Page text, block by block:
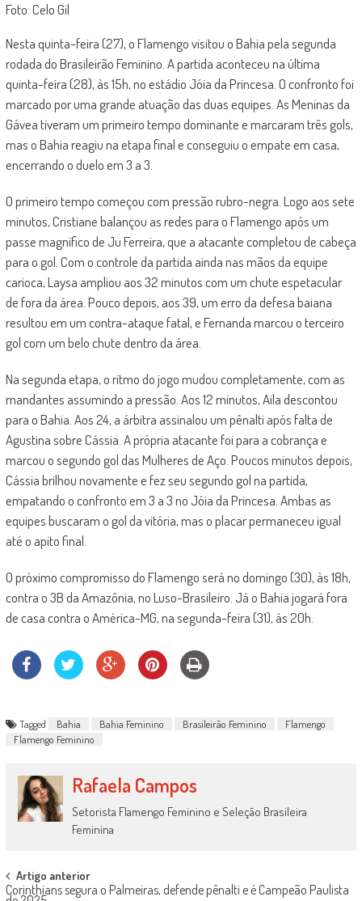
Foto: Celo Gil
Nesta quinta-feira (27), o Flamengo visitou o Bahia pela segunda
rodada do Brasileirão Feminino. A partida aconteceu na última
quinta-feira (28), às 15h, no estádio Jóia da Princesa. O confronto foi
marcado por uma grande atuação das duas equipes. As Meninas da
Gávea tiveram um primeiro tempo dominante e marcaram três gols,
mas o Bahia reagiu na etapa final e conseguiu o empate em casa,
encerrando o duelo em 3 a 3.
O primeiro tempo começou com pressão rubro-negra. Logo aos sete
minutos, Cristiane balançou as redes para o Flamengo após um
passe magnífico de Ju Ferreira, que a atacante completou de cabeça
para o gol. Com o controle da partida ainda nas mãos da equipe
carioca, Laysa ampliou aos 32 minutos com um chute espetacular
de fora da área. Pouco depois, aos 39, um erro da defesa baiana
resultou em um contra-ataque fatal, e Fernanda marcou o terceiro
gol com um belo chute dentro da área.
Na segunda etapa, o ritmo do jogo mudou completamente, com as
mandantes assumindo a pressão. Aos 12 minutos, Aila descontou
para o Bahia. Aos 24, a árbitra assinalou um pênalti após falta de
Agustina sobre Cássia. A própria atacante foi para a cobrança e
marcou o segundo gol das Mulheres de Aço. Poucos minutos depois,
Cássia brilhou novamente e fez seu segundo gol na partida,
empatando o confronto em 3 a 3 no Jóia da Princesa. Ambas as
equipes buscaram o gol da vitória, mas o placar permaneceu igual
até o apito final.
O próximo compromisso do Flamengo será no domingo (30), às 18h,
contra o 3B da Amazônia, no Luso-Brasileiro. Já o Bahia jogará fora
de casa contra o América-MG, na segunda-feira (31), às 20h.
Tagged Bahia Bahia Feminino Brasileirão Feminino
Flamengo
Flamengo Feminino
Rafaela Campos
Setorista Flamengo Feminino e Seleção Brasileira
Feminina
Post
Artigo anterior
Corinthians segura o Palmeiras, defende pênalti e é Campeão Paulista